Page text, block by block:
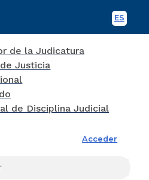
ES
Acceder